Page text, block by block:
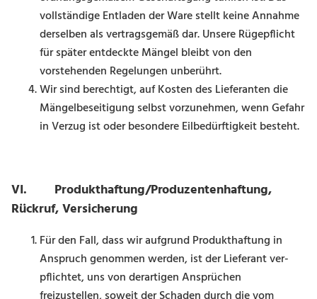
vollständige Entladen der Ware stellt keine Annahme
derselben als vertragsgemäß dar. Unsere Rügepflicht
für später entdeckte Mängel bleibt von den
vorstehenden Regelungen unberührt.
Wir sind berechtigt, auf Kosten des Lieferanten die
Mängelbeseitigung selbst vorzunehmen, wenn Ge­fahr
in Verzug ist oder besondere Eilbedürftigkeit besteht.
VI. Produkthaftung/Produzentenhaftung,
Rückruf, Versicherung
Für den Fall, dass wir aufgrund Produkthaftung in
Anspruch genommen werden, ist der Lieferant ver­
pflichtet, uns von derartigen Ansprüchen